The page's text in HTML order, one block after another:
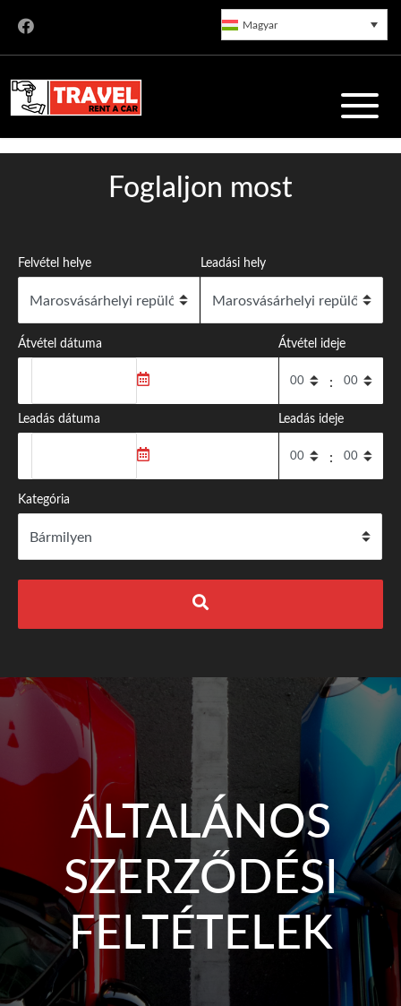
Magyar
Autóbérlés
Megbízható autókölcsönző Marosvásárhelyen, modern
Foglaljon most
Felvétel helye Leadási hely
Átvétel dátuma Átvétel ideje
:
Leadás dátuma Leadás ideje
:
Kategória
ÁLTALÁNOS
SZERZŐDÉSI
FELTÉTELEK